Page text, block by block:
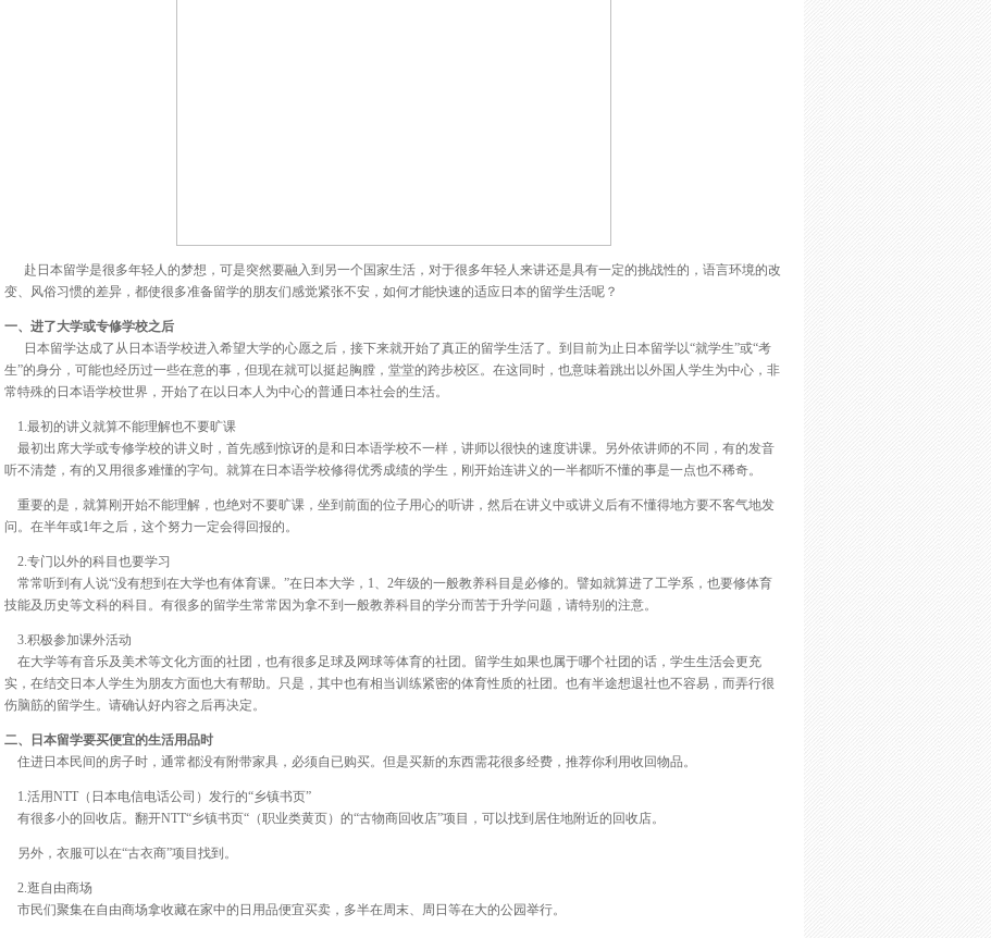
赴日本留学是很多年轻人的梦想，可是突然要融入到另一个国家生活，对于很多年轻人来讲还是具有一定的挑战性的，语言环境的改
变、风俗习惯的差异，都使很多准备留学的朋友们感觉紧张不安，如何才能快速的适应日本的留学生活呢？
一、进了大学或专修学校之后
日本留学达成了从日本语学校进入希望大学的心愿之后，接下来就开始了真正的留学生活了。到目前为止日本留学以“就学生”或“考
生”的身分，可能也经历过一些在意的事，但现在就可以挺起胸膛，堂堂的跨步校区。在这同时，也意味着跳出以外国人学生为中心，非
常特殊的日本语学校世界，开始了在以日本人为中心的普通日本社会的生活。
1.最初的讲义就算不能理解也不要旷课
最初出席大学或专修学校的讲义时，首先感到惊讶的是和日本语学校不一样，讲师以很快的速度讲课。另外依讲师的不同，有的发音
听不清楚，有的又用很多难懂的字句。就算在日本语学校修得优秀成绩的学生，刚开始连讲义的一半都听不懂的事是一点也不稀奇。
重要的是，就算刚开始不能理解，也绝对不要旷课，坐到前面的位子用心的听讲，然后在讲义中或讲义后有不懂得地方要不客气地发
问。在半年或1年之后，这个努力一定会得回报的。
2.专门以外的科目也要学习
常常听到有人说“没有想到在大学也有体育课。”在日本大学，1、2年级的一般教养科目是必修的。譬如就算进了工学系，也要修体育
技能及历史等文科的科目。有很多的留学生常常因为拿不到一般教养科目的学分而苦于升学问题，请特别的注意。
3.积极参加课外活动
在大学等有音乐及美术等文化方面的社团，也有很多足球及网球等体育的社团。留学生如果也属于哪个社团的话，学生生活会更充
实，在结交日本人学生为朋友方面也大有帮助。只是，其中也有相当训练紧密的体育性质的社团。也有半途想退社也不容易，而弄行很
伤脑筋的留学生。请确认好内容之后再决定。
二、日本留学要买便宜的生活用品时
住进日本民间的房子时，通常都没有附带家具，必须自已购买。但是买新的东西需花很多经费，推荐你利用收回物品。
1.活用NTT（日本电信电话公司）发行的“乡镇书页”
有很多小的回收店。翻开NTT“乡镇书页“（职业类黄页）的“古物商回收店”项目，可以找到居住地附近的回收店。
另外，衣服可以在“古衣商”项目找到。
2.逛自由商场
市民们聚集在自由商场拿收藏在家中的日用品便宜买卖，多半在周末、周日等在大的公园举行。